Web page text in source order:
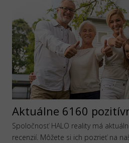
Aktuálne 6160
Spoločnosť HALO reality má
recenzií. Môžete si ich pozrieť na